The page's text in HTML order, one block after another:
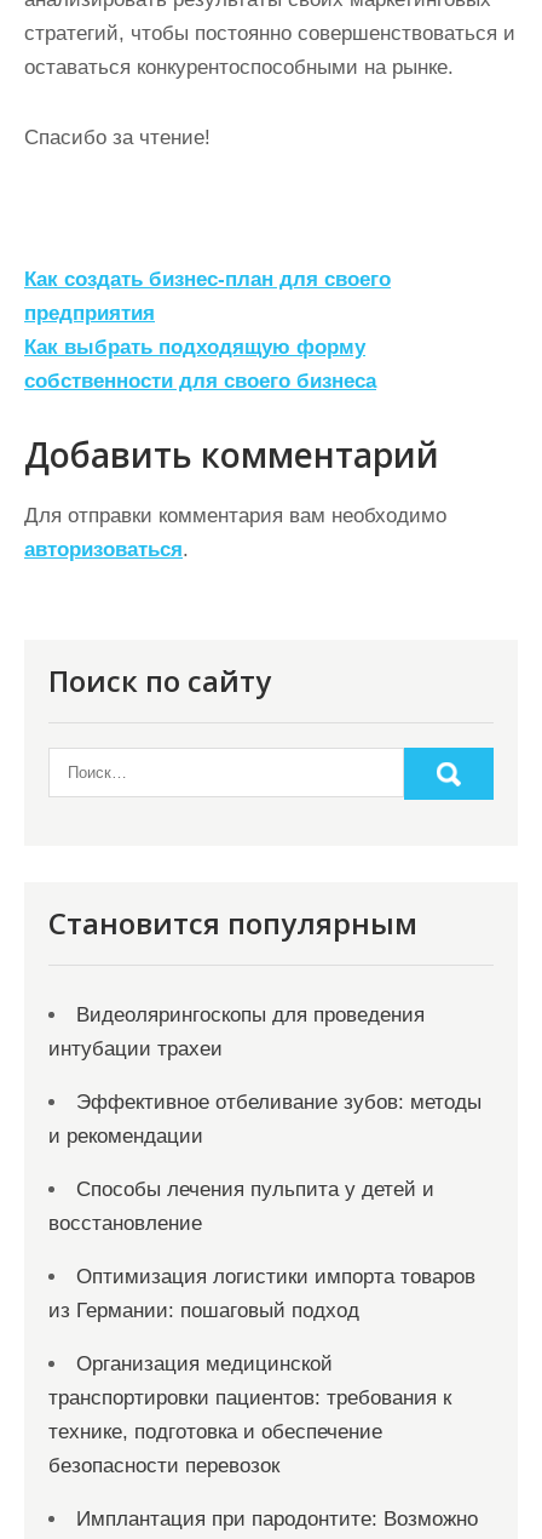
стратегий, чтобы постоянно совершенствоваться и
оставаться конкурентоспособными на рынке.
Спасибо за чтение!
Н
а
в
и
г
а
ц
и
м
Как создать бизнес-план для своего
предприятия
Как выбрать подходящую форму
собственности для своего бизнеса
Добавить комментарий
Для отправки комментария вам необходимо
авторизоваться.
Поиск по сайту
Становится популярным
Видеолярингоскопы для проведения
интубации трахеи
Эффективное отбеливание зубов: методы
и рекомендации
Способы лечения пульпита у детей и
восстановление
Оптимизация логистики импорта товаров
из Германии: пошаговый подход
Организация медицинской
транспортировки пациентов: требования к
технике, подготовка и обеспечение
безопасности перевозок
Имплантация при пародонтите: Возможно